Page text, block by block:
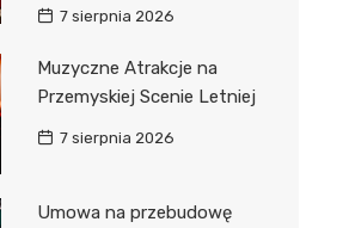
7 sierpnia 2026
Muzyczne Atrakcje na
Przemyskiej Scenie Letniej
7 sierpnia 2026
Umowa na przebudowę